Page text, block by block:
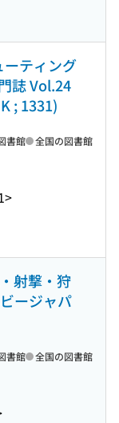
ティング
誌 Vol.24
; 1331)
書館 全国の図書館
射撃・狩
ージャパ
書館 全国の図書館